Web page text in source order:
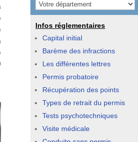
Infos réglementaires
Capital initial
Barème des infractions
Les différentes lettres
Permis probatoire
Récupération des points
Types de retrait du permis
Tests psychotechniques
Visite médicale